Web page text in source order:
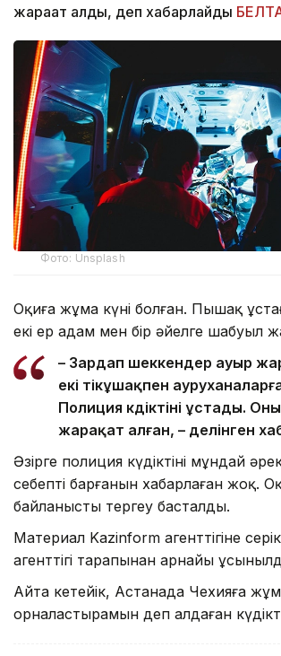
жарақат алды, деп хабарлайды
Фото: Unsplash
Оқиға жұма күні болған. Пышақ
екі ер адам мен бір әйелге шабуыл
– Зардап шеккендер ауыр
екі тікұшақпен
Полиция күдіктіні ұстады.
жарақат алған, – делінген
Әзірге полиция күдіктінің мұндай
себепті барғанын хабарлаған жоқ.
байланысты тергеу басталды.
Материал Kazinform агенттігіне
агенттігі тарапынан арнайы
Айта кетейік, Астанада Чехияға
орналастырамын деп алдаған